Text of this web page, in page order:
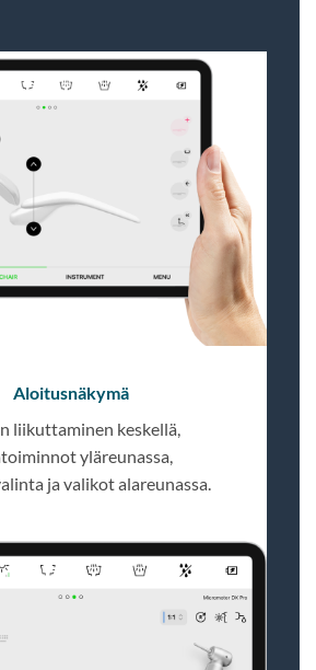
Aloitusnäkymä
liikuttaminen keskellä,
yläreunassa,
ja valikot alareunassa.